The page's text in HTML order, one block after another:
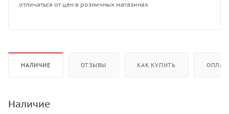
отличаться от цен в розничных магазинах
НАЛИЧИЕ ОТЗЫВЫ КАК КУПИТЬ
Наличие